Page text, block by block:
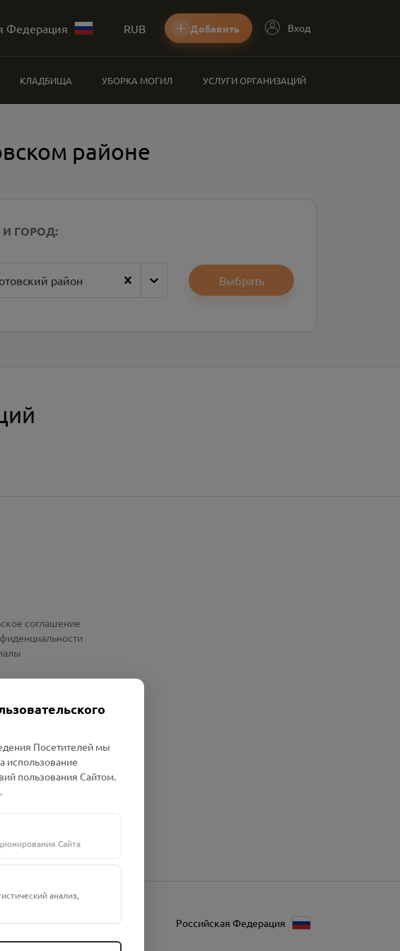
Федерация RUB Добавить Вход
КЛАДБИЩА УБОРКА МОГИЛ УСЛУГИ ОРГАНИЗАЦИЙ
районе
И ГОРОД:
район Выбрать
соглашение
18
Российская Федерация
Посетителей мы
использование
пользования Сайтом.
.
Сайта
анализ,